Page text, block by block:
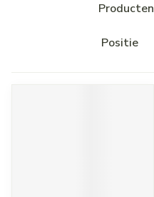
Producten
Sorteer op: